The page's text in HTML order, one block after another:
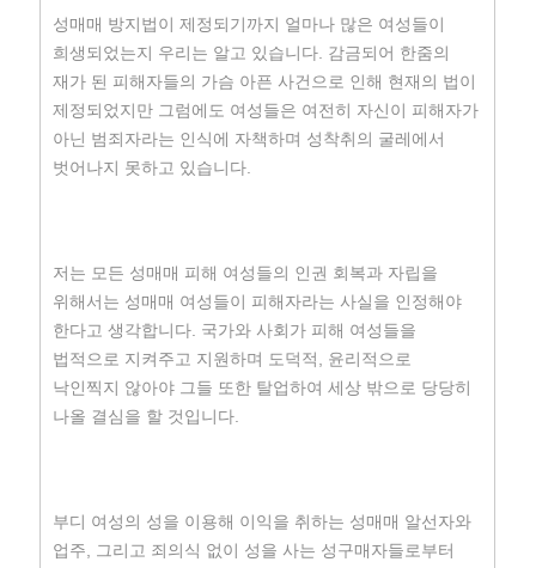
성매매 방지법이 제정되기까지 얼마나 많은 여성들이
희생되었는지 우리는 알고 있습니다. 감금되어 한줌의
재가 된 피해자들의 가슴 아픈 사건으로 인해 현재의 법이
제정되었지만 그럼에도 여성들은 여전히 자신이 피해자가
아닌 범죄자라는 인식에 자책하며 성착취의 굴레에서
벗어나지 못하고 있습니다.
저는 모든 성매매 피해 여성들의 인권 회복과 자립을
위해서는 성매매 여성들이 피해자라는 사실을 인정해야
한다고 생각합니다. 국가와 사회가 피해 여성들을
법적으로 지켜주고 지원하며 도덕적, 윤리적으로
낙인찍지 않아야 그들 또한 탈업하여 세상 밖으로 당당히
나올 결심을 할 것입니다.
부디 여성의 성을 이용해 이익을 취하는 성매매 알선자와
업주, 그리고 죄의식 없이 성을 사는 성구매자들로부터